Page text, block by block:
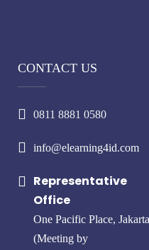
CONTACT US
0811 8881 0580
info@elearning4id.com
Representative
Office
One Pacific Place, Jakarta
(Meeting by